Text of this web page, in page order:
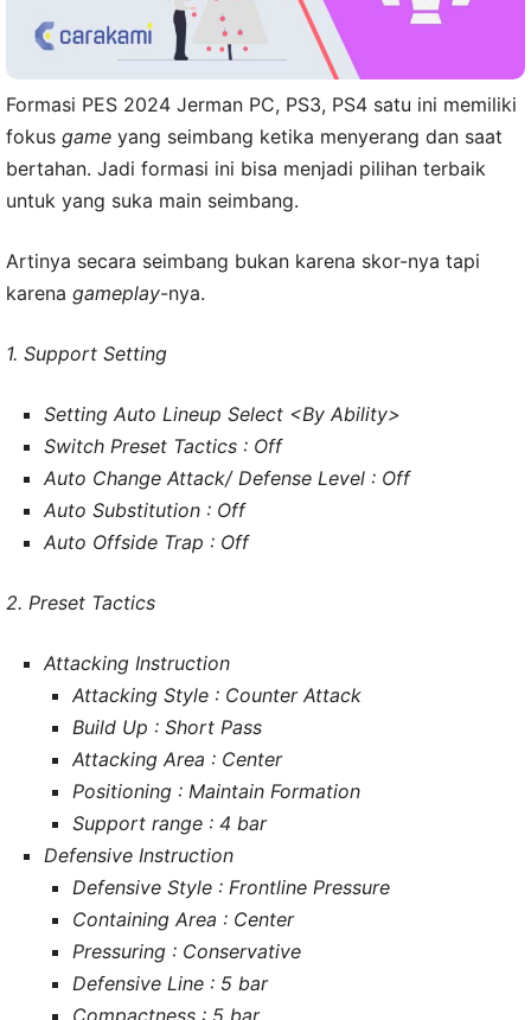
Formasi PES 2024 Jerman PC, PS3, PS4 satu ini memiliki
fokus game yang seimbang ketika menyerang dan saat
bertahan. Jadi formasi ini bisa menjadi pilihan terbaik
untuk yang suka main seimbang.
Artinya secara seimbang bukan karena skor-nya tapi
karena gameplay-nya.
1. Support Setting
Setting Auto Lineup Select <By Ability>
Switch Preset Tactics : Off
Auto Change Attack/ Defense Level : Off
Auto Substitution : Off
Auto Offside Trap : Off
2. Preset Tactics
Attacking Instruction
Attacking Style : Counter Attack
Build Up : Short Pass
Attacking Area : Center
Positioning : Maintain Formation
Support range : 4 bar
Defensive Instruction
Defensive Style : Frontline Pressure
Containing Area : Center
Pressuring : Conservative
Defensive Line : 5 bar